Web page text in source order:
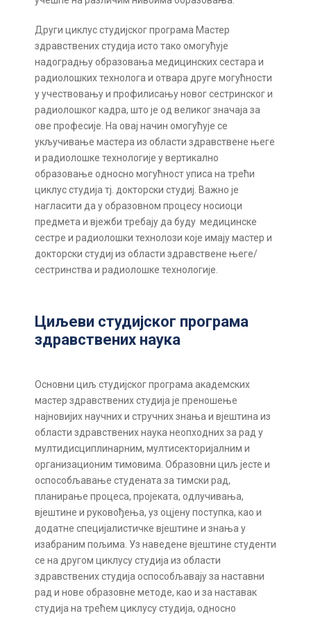
Други циклус студијског програма Мастер
здравствених студија исто тако омогућује
надоградњу образовања медицинских сестара и
радиолошких технолога и отвара друге могућности
у учествовању и профилисању новог сестринског и
радиолошког кадра, што је од великог значаја за
ове професије. На овај начин омогућује се
укључивање мастера из области здравствене његе
и радиолошке технологије у вертикално
образовање односно могућност уписа на трећи
циклус студија тј. докторски студиј. Важно је
нагласити да у образовном процесу носиоци
предмета и вјежби требају да буду медицинске
сестре и радиолошки технолози које имају мастер и
докторски студиј из области здравствене његе/
сестринства и радиолошке технологије.
Циљеви студијског програма
здравствених наука
Основни циљ студијског програма академских
мастер здравствених студија је преношење
најновијих научних и стручних знања и вјештина из
области здравствених наука неопходних за рад у
мултидисциплинарним, мултисекторијалним и
организационим тимовима. Образовни циљ јесте и
оспособљавање студената за тимски рад,
планирање процеса, пројеката, одлучивања,
вјештине и руковођења, уз оцјену поступка, као и
додатне специјалистичке вјештине и знања у
изабраним пољима. Уз наведене вјештине студенти
се на другом циклусу студија из области
здравствених студија оспособљавају за наставни
рад и нове образовне методе, као и за наставак
студија на трећем циклусу студија, односно